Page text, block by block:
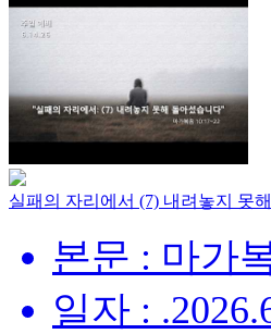
실패의 자리에서 (7) 내려놓지 못
본문 : 마가
일자 :